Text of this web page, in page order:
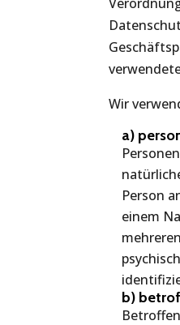
Wir
a)
Person
einem
b)